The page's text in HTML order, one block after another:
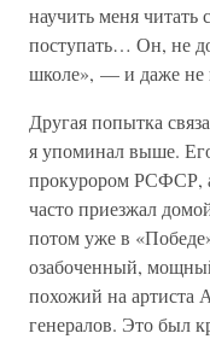
научить меня читать
поступать… Он, не
школе», — и даже не
Другая попытка
я упоминал выше.
прокурором РСФСР,
часто приезжал
потом уже в
озабоченный,
похожий на артиста
генералов. Это был